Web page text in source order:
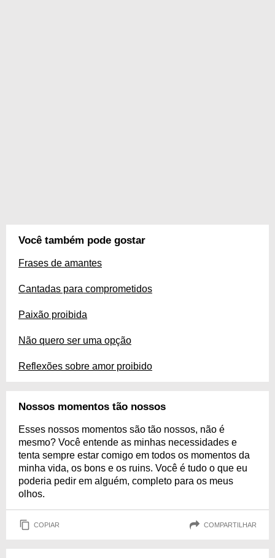
Você também pode gostar
Frases de amantes
Cantadas para comprometidos
Paixão proibida
Não quero ser uma opção
Reflexões sobre amor proibido
Nossos momentos tão nossos
Esses nossos momentos são tão nossos, não é
mesmo? Você entende as minhas necessidades e
tenta sempre estar comigo em todos os momentos da
minha vida, os bons e os ruins. Você é tudo o que eu
poderia pedir em alguém, completo para os meus
olhos.
COPIAR COMPARTILHAR